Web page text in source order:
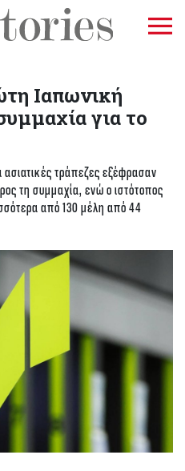
Ιαπωνική
για το
τράπεζες εξέφρασαν
τη συμμαχία, ενώ ο ιστότοπος
από 130 μέλη από 44